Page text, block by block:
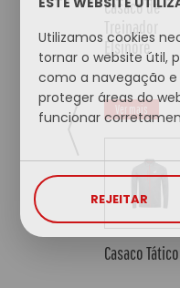
Utilizamos cookies
tornar o website útil,
como a navegação
proteger áreas do
funcionar
REJEITAR
Casaco de
Treinador
Elsinore
Ver mais
Casaco Tático